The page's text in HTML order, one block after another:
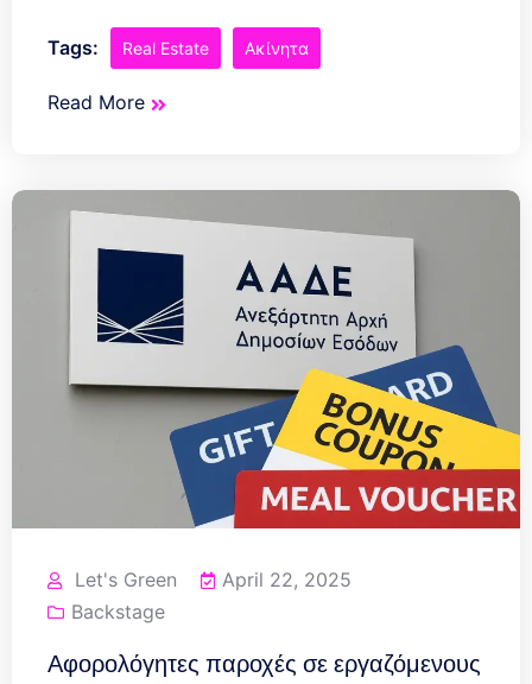
Tags: Real Estate Ακίνητα
Read More
Let's Green
April 22, 2025
Backstage
Αφορολόγητες παροχές σε εργαζόμενους